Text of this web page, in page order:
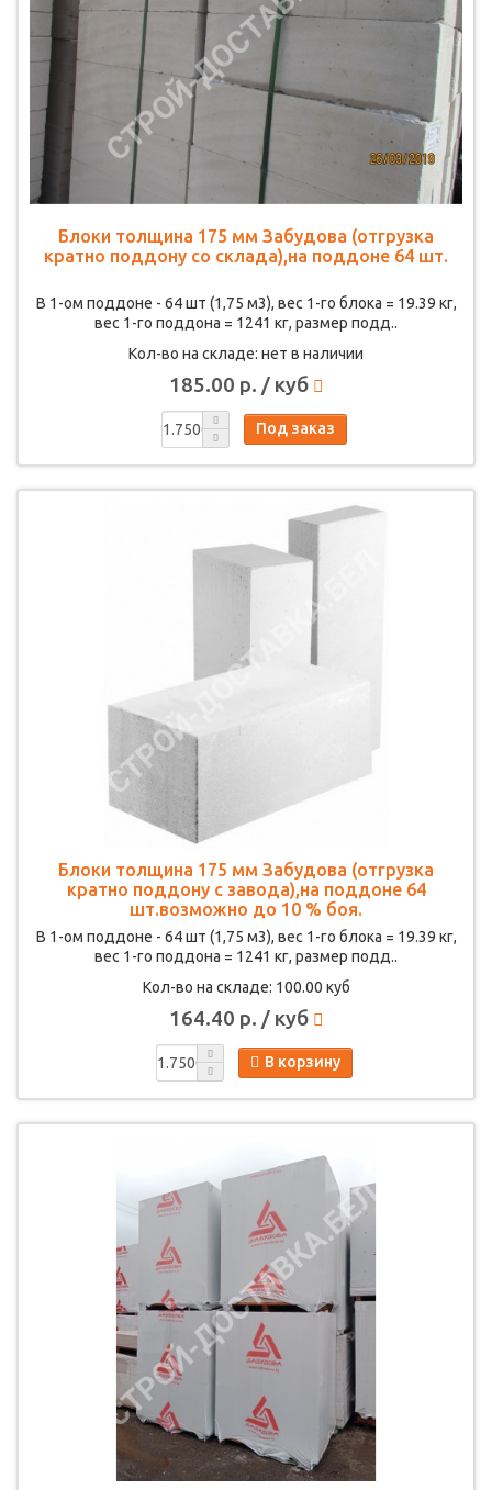
Блоки толщина 175 мм Забудова (отгрузка
кратно поддону со склада),на поддоне 64 шт.
В 1-ом поддоне - 64 шт (1,75 м3), вес 1-го блока = 19.39 кг,
вес 1-го поддона = 1241 кг, размер подд..
Кол-во на складе: нет в наличии
185.00 р. / куб
Под заказ
Блоки толщина 175 мм Забудова (отгрузка
кратно поддону с завода),на поддоне 64
шт.возможно до 10 % боя.
В 1-ом поддоне - 64 шт (1,75 м3), вес 1-го блока = 19.39 кг,
вес 1-го поддона = 1241 кг, размер подд..
Кол-во на складе: 100.00 куб
164.40 р. / куб
В корзину